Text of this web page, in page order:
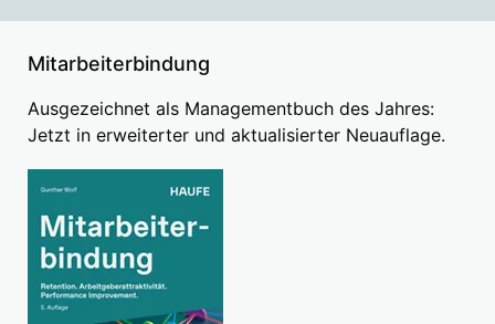
Mitarbeiterbindung
Ausgezeichnet als Managementbuch des Jahres:
Jetzt in erweiterter und aktualisierter Neuauflage.